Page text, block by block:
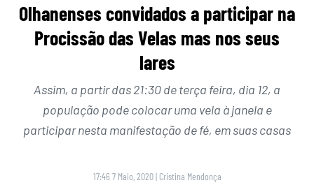
Olhanenses convidados a participar na
Procissão das Velas mas nos seus
lares
Assim, a partir das 21:30 de terça feira, dia 12, a
população pode colocar uma vela à janela e
participar nesta manifestação de fé, em suas casas
17:46 7 Maio, 2020 | Cristina Mendonça